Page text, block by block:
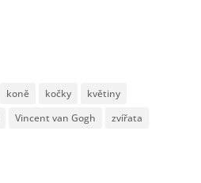
koně kočky
květiny
Vincent van Gogh
zvířata